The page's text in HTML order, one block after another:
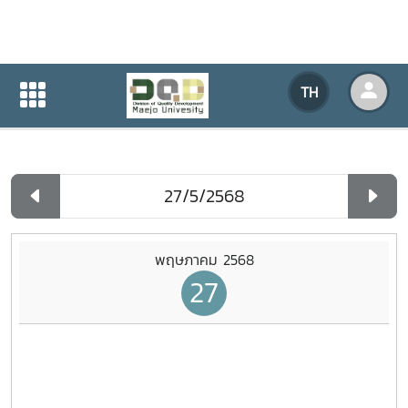
TH
ปฏิทินกิจกรรมของหน่วยงาน
ปฏิทินกิจกรรมของหน่วยงาน
พฤษภาคม 2568
27